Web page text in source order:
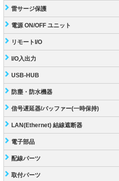
雷サージ保護
電源 ON/OFF ユニット
リモートI/O
I/O入出力
USB-HUB
防塵・防水機器
信号遅延器/バッファー(一時保持)
LAN(Ethernet) 結線遮断器
電子部品
配線パーツ
取付パーツ